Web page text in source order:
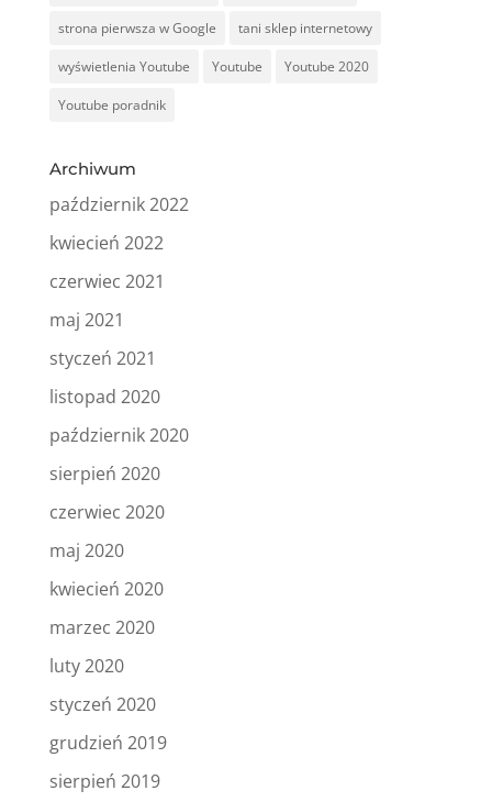
strona pierwsza w Google tani sklep internetowy
wyświetlenia Youtube Youtube Youtube 2020
Youtube poradnik
Archiwum
październik 2022
kwiecień 2022
czerwiec 2021
maj 2021
styczeń 2021
listopad 2020
październik 2020
sierpień 2020
czerwiec 2020
maj 2020
kwiecień 2020
marzec 2020
luty 2020
styczeń 2020
grudzień 2019
sierpień 2019